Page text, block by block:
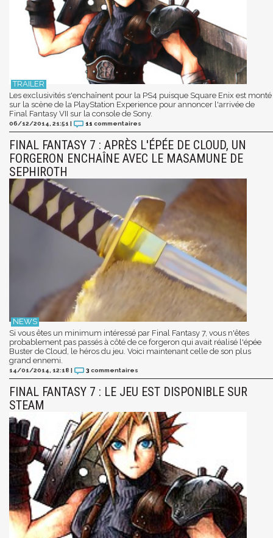
Les exclusivités s'enchaînent pour la PS4 puisque Square Enix est monté
sur la scène de la PlayStation Experience pour annoncer l'arrivée de
Final Fantasy VII sur la console de Sony.
06/12/2014, 21:51 11 commentaires
FINAL FANTASY 7 : APRÈS L'ÉPÉE DE CLOUD, UN
FORGERON ENCHAÎNE AVEC LE MASAMUNE DE
SEPHIROTH
Si vous êtes un minimum intéressé par Final Fantasy 7, vous n'êtes
probablement pas passés à côté de ce forgeron qui avait réalisé l'épée
Buster de Cloud, le héros du jeu. Voici maintenant celle de son plus
grand ennemi.
14/01/2014, 12:18 | 3 commentaires
FINAL FANTASY 7 : LE JEU EST DISPONIBLE SUR
STEAM